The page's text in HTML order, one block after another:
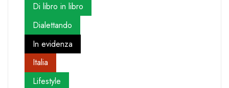
Di libro in libro
Dialettando
In evidenza
Italia
Lifestyle